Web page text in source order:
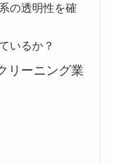
の透明性を確
いるか？
リーニング業